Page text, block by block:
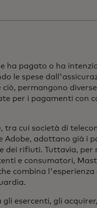
ha pagato o ha
le spese
permangono
per i pagamenti con
cui società di
adottano già i
dei rifiuti. Tuttavia,
e consumatori,
combina
gli esercenti, gli